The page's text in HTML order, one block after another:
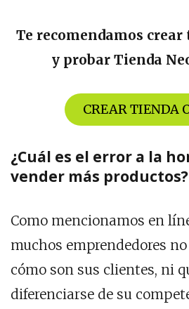
Te recomendamos
y probar Tienda
CREAR TIENDA
¿Cuál es el error a la
vender más productos?
Como mencionamos en
muchos emprendedores
cómo son sus clientes, ni
diferenciarse de su